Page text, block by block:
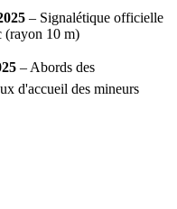
– Signalétique officielle
(rayon 10 m)
– Abords des
d'accueil des mineurs